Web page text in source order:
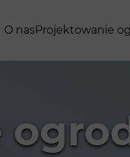
O nasProjektowanie